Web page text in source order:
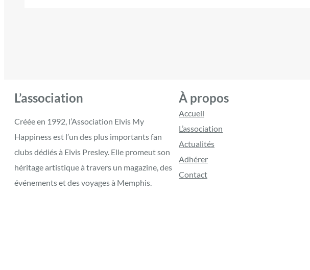
L’association
Créée en 1992, l’Association Elvis My
Happiness est l’un des plus importants fan
clubs dédiés à Elvis Presley. Elle promeut son
héritage artistique à travers un magazine, des
événements et des voyages à Memphis.
À propos
Accueil
L’association
Actualités
Adhérer
Contact